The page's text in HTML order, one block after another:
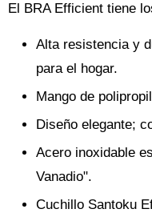
El BRA Efficient tiene
Alta resistencia y
para el hogar.
Mango de
Diseño elegante;
Acero inoxidable
Vanadio".
Cuchillo Santoku